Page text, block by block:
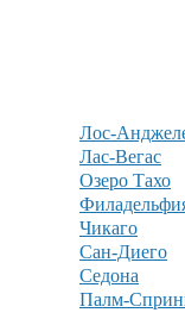
Лос-
Лас-Вегас
Озеро Тахо
Чикаго
Сан-Диего
Седона
Палм-